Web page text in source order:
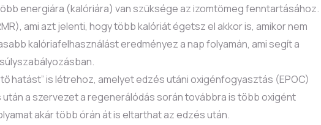
energiára (kalóriára) van szüksége az izomtömeg fenntartásához.
ami azt jelenti, hogy több kalóriát égetsz el akkor is, amikor nem
kalóriafelhasználást eredményez a nap folyamán, ami segít a
hatást” is létrehoz, amelyet edzés utáni oxigénfogyasztás (EPOC)
után a szervezet a regenerálódás során továbbra is több oxigént
akár több órán át is eltarthat az edzés után.